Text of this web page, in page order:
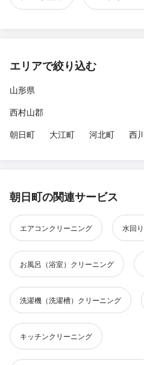
エリアで絞り込む
山形県
西村山郡
朝日町
大江町 河北町 西
朝日町の関連サービス
エアコンクリーニング 水回
お風呂（浴室）クリーニング
洗濯機（洗濯槽）クリーニング
キッチンクリーニング